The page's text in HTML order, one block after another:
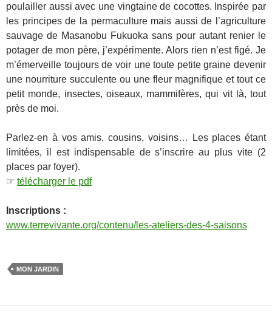
poulailler aussi avec une vingtaine de cocottes. Inspirée par
les principes de la permaculture mais aussi de l’agriculture
sauvage de Masanobu Fukuoka sans pour autant renier le
potager de mon père, j’expérimente. Alors rien n’est figé. Je
m’émerveille toujours de voir une toute petite graine devenir
une nourriture succulente ou une fleur magnifique et tout ce
petit monde, insectes, oiseaux, mammifères, qui vit là, tout
près de moi.
Parlez-en à vos amis, cousins, voisins… Les places étant
limitées, il est indispensable de s’inscrire au plus vite (2
places par foyer).
☞ télécharger le pdf
Inscriptions :
www.terrevivante.org/contenu/les-ateliers-des-4-saisons
MON JARDIN